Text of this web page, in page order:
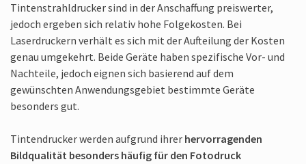
Tintenstrahldrucker sind in der Anschaffung preiswerter,
jedoch ergeben sich relativ hohe Folgekosten. Bei
Laserdruckern verhält es sich mit der Aufteilung der Kosten
genau umgekehrt. Beide Geräte haben spezifische Vor- und
Nachteile, jedoch eignen sich basierend auf dem
gewünschten Anwendungsgebiet bestimmte Geräte
besonders gut.
Tintendrucker werden aufgrund ihrer hervorragenden
Bildqualität besonders häufig für den Fotodruck